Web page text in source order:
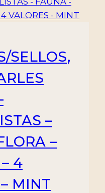
SELLOS,
–
–
4
MINT